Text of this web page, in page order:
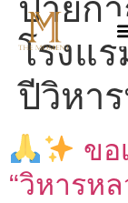
ป้ายก
โรงแ
ปีวิหา
ขอ
“วิหารห